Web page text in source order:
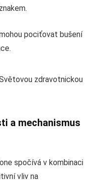
pociťovat bušení
zdravotnickou
a mechanismus
spočívá v kombinaci
vliv na